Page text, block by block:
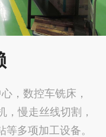
，数控车铣床，
，慢走丝线切割，
多项加工设备。